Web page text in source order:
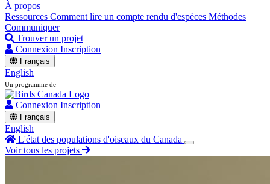
À propos
Ressources Comment lire un compte rendu d'espèces Méthodes
Communiquer
Trouver un projet
Connexion Inscription
Français
English
Un programme de
Connexion Inscription
Français
English
L'état des populations d'oiseaux du Canada
Voir tous les projets